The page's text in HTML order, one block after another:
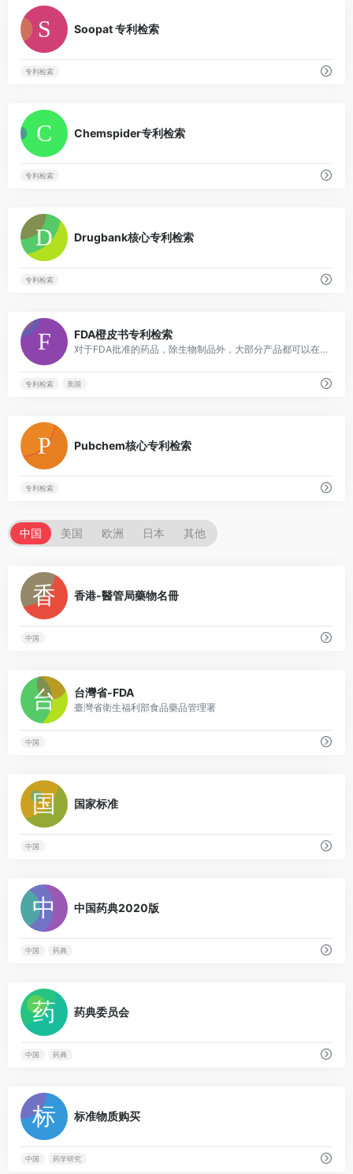
Soopat 专利检索
专利检索
Chemspider专利检索
专利检索
Drugbank核心专利检索
专利检索
FDA橙皮书专利检索
对于FDA批准的药品，除生物制品外，大部分产品都可以在orangebook查到核心专利
专利检索 美国
Pubchem核心专利检索
专利检索
中国 美国 欧洲 日本 其他
香港-醫管局藥物名冊
中国
台灣省-FDA
臺灣省衛生福利部食品藥品管理署
中国
国家标准
中国
中国药典2020版
中国 药典
药典委员会
中国 药典
标准物质购买
中国 药学研究